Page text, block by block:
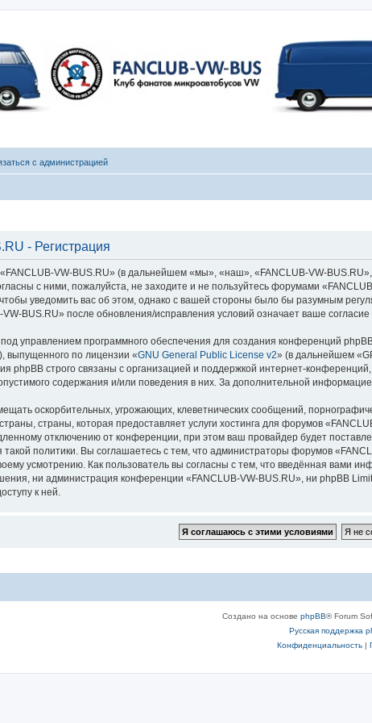
с администрацией
- Регистрация
VW-BUS.RU» (в дальнейшем «мы», «наш», «FANCLUB-VW-
с ними, пожалуйста, не заходите и не пользуйтесь форумами
уведомить вас об этом, однако с вашей стороны было бы разумным
BUS.RU» после обновления/исправления условий означает ваше согласие
управлением программного обеспечения для создания конференций
выпущенного по лицензии «GNU General Public License v2» (в дальнейшем
phpBB строго связаны с организацией и поддержкой интернет-
содержания и/или поведения в них. За дополнительной
оскорбительных, угрожающих, клеветнических сообщений,
страны, которая предоставляет услуги хостинга для форумов
отключению от конференции, при этом ваш провайдер будет
политики. Вы соглашаетесь с тем, что администраторы форумов
усмотрению. Как пользователь вы согласны с тем, что введённая вами
ни администрация конференции «FANCLUB-VW-BUS.RU», ни phpBB
к ней.
Создано на основе phpBB® Forum
Русская поддержка
Конфиденциальность|